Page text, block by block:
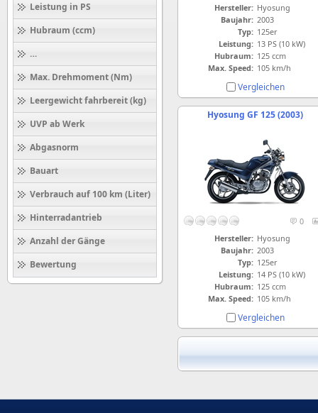
Leistung in PS
Hubraum (ccm)
Höchstgeschwindigkeit (km/h)
Max. Drehmoment (Nm)
Leergewicht fahrbereit (kg)
UVP ab Werk
Abgasnorm
Bauart
Verbrauch auf 100 km (Liter)
Hinterradantrieb
Anzahl der Gänge
Bewertung
Hersteller: Hyosung
Baujahr: 2003
Typ: 125er
Leistung: 13 PS (10 kW)
Hubraum: 125 ccm
Max. Speed: 105 km/h
Vergleichen
Hyosung GF 125 (2003)
0
Hersteller: Hyosung
Baujahr: 2003
Typ: 125er
Leistung: 14 PS (10 kW)
Hubraum: 125 ccm
Max. Speed: 105 km/h
Vergleichen